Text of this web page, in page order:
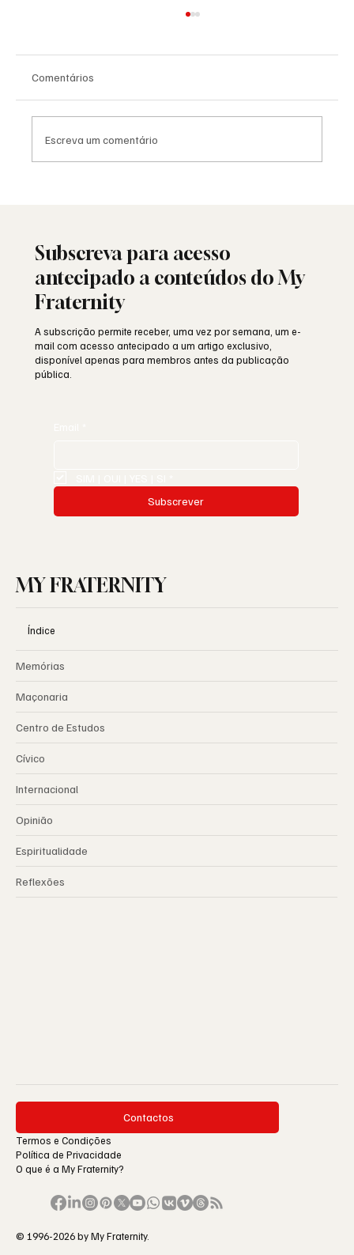
Comentários
Escreva um comentário
Subscreva para acesso
antecipado a conteúdos do My
Fraternity
A subscrição permite receber, uma vez por semana, um e-
mail com acesso antecipado a um artigo exclusivo,
disponível apenas para membros antes da publicação
pública.
Subscrever
MY FRATERNITY
Índice
Memórias
Maçonaria
Centro de Estudos
Cívico
Internacional
Opinião
Espiritualidade
Reflexões
Contactos
Termos e Condições
Política de Privacidade
O que é a My Fraternity?
© 1996-2026 by My Fraternity.